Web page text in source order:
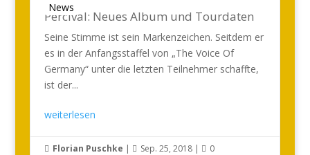
News
Percival: Neues Album und Tourdaten
Seine Stimme ist sein Markenzeichen. Seitdem er
es in der Anfangsstaffel von „The Voice Of
Germany“ unter die letzten Teilnehmer schaffte,
ist der...
weiterlesen
 Florian Puschke |  Sep. 25, 2018|  0